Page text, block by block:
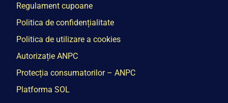
Regulament cupoane
Politica de confidențialitate
Politica de utilizare a cookies
Autorizație ANPC
Protecția consumatorilor – ANPC
Platforma SOL